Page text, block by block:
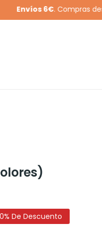
6€. Compras desde
De Descuento